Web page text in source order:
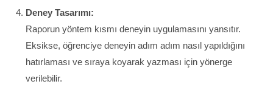
Deney Tasarımı:
Raporun yöntem kısmı deneyin uygulamasını yansıtır.
Eksikse, öğrenciye deneyin adım adım nasıl yapıldığını
hatırlaması ve sıraya koyarak yazması için yönerge
verilebilir.